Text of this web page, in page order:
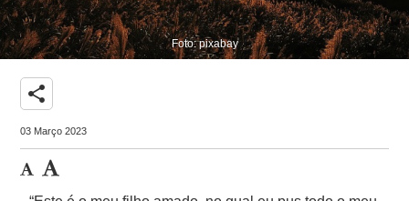
Foto: pixabay
share
03 Março 2023